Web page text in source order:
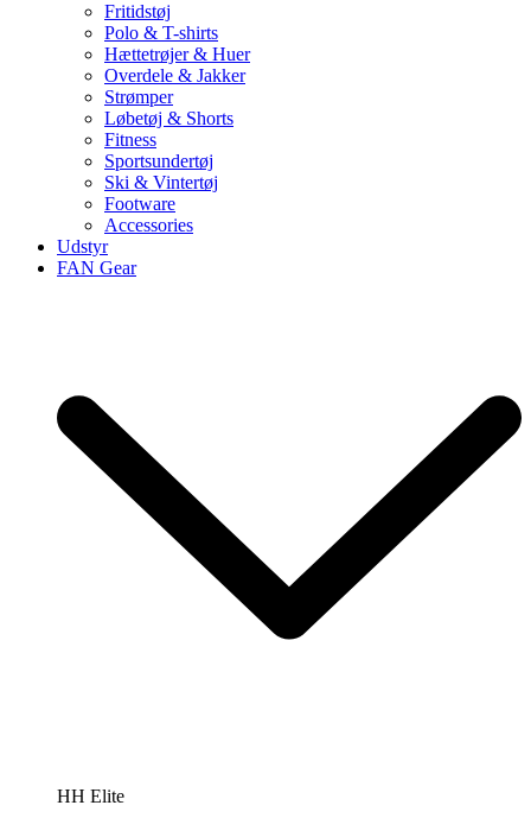
Fritidstøj
Polo & T-shirts
Hættetrøjer & Huer
Overdele & Jakker
Strømper
Løbetøj & Shorts
Fitness
Sportsundertøj
Ski & Vintertøj
Footware
Accessories
Udstyr
FAN Gear
HH Elite